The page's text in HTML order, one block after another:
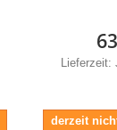
derzeit